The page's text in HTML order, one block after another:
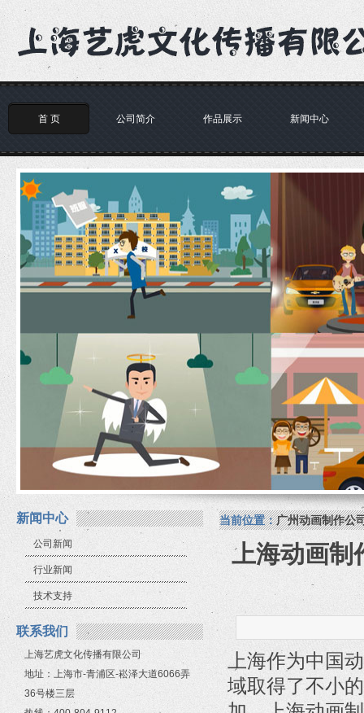
首 页 公司简介 作品展示 新闻中心
新闻中心
公司新闻
行业新闻
技术支持
联系我们
上海艺虎文化传播有限公司
地址：上海市-青浦区-崧泽大道6066弄
36号楼三层
当前位置：广州动画制作公
上海动画制
上海作为中国
域取得了不小